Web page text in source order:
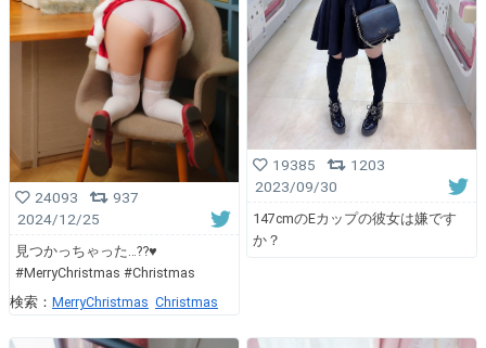
24093
937
2024/12/25
見つかっちゃった…⁇♥️
#MerryChristmas #Christmas
検索： MerryChristmas Christmas
19385
1203
2023/09/30
147cmのEカップの彼女は嫌です
か？